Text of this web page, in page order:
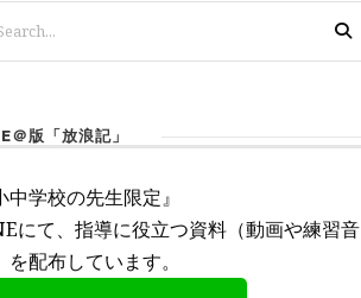
＠版「放浪記」
中学校の先生限定』
にて、指導に役立つ資料（動画や練習音
を配布しています。